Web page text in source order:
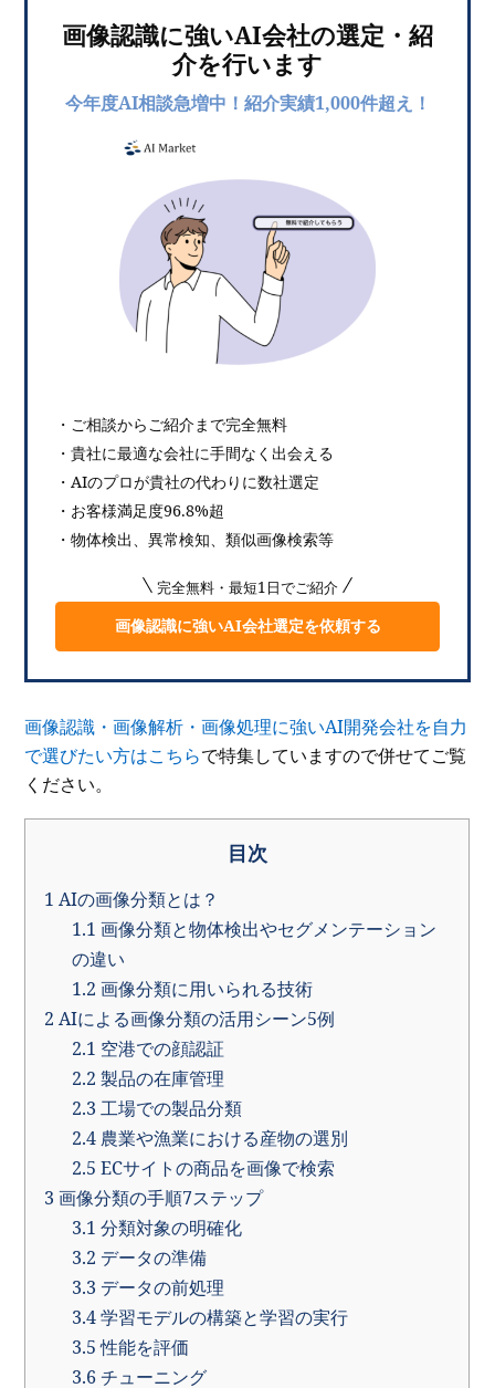
画像認識に強いAI会社の選定・紹
介を行います
今年度AI相談急増中！紹介実績1,000件超え！
・ご相談からご紹介まで完全無料
・貴社に最適な会社に手間なく出会える
・AIのプロが貴社の代わりに数社選定
・お客様満足度96.8%超
・物体検出、異常検知、類似画像検索等
完全無料・最短1日でご紹介
画像認識に強いAI会社選定を依頼する
画像認識・画像解析・画像処理に強いAI開発会社を自力
で選びたい方はこちらで特集していますので併せてご覧
ください。
目次
1 AIの画像分類とは？
1.1 画像分類と物体検出やセグメンテーション
の違い
1.2 画像分類に用いられる技術
2 AIによる画像分類の活用シーン5例
2.1 空港での顔認証
2.2 製品の在庫管理
2.3 工場での製品分類
2.4農業や漁業における産物の選別
2.5 ECサイトの商品を画像で検索
3 画像分類の手順7ステップ
3.1 分類対象の明確化
3.2 データの準備
3.3 データの前処理
3.4学習モデルの構築と学習の実行
3.5性能を評価
3.6チューニング